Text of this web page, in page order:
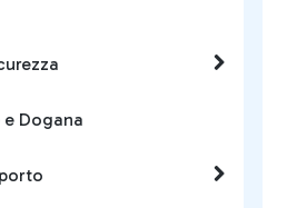
Dogana